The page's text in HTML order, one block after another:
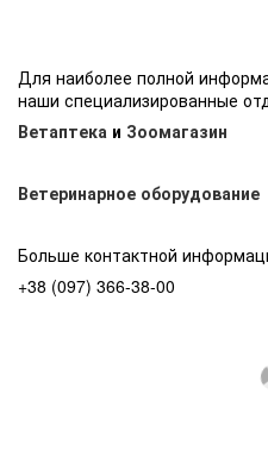
Для наиболее полной
наши специализированные
Ветаптека и Зоомагазин
Ветеринарное оборудование
Больше контактной
+38 (097) 366-38-00